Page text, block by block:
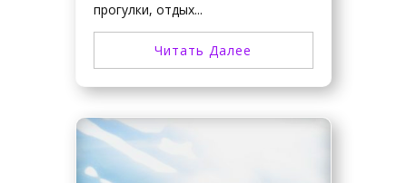
прогулки, отдых...
Читать Далее